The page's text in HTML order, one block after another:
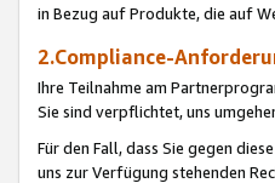
in Bezug auf Produkte, die auf
2.Compliance-
Ihre Teilnahme am
Sie sind verpflichtet, uns
Für den Fall, dass Sie gegen
uns zur Verfügung stehenden